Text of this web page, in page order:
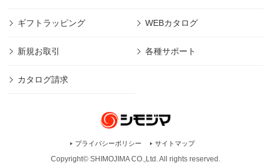
ギフトラッピング WEBカタログ
新規お取引 各種サポート
カタログ請求
プライバシーポリシー サイトマップ
Copyright© SHIMOJIMA CO.,Ltd. All rights reserved.